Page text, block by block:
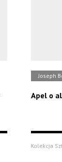
Joseph
Apel o
Kolekcja